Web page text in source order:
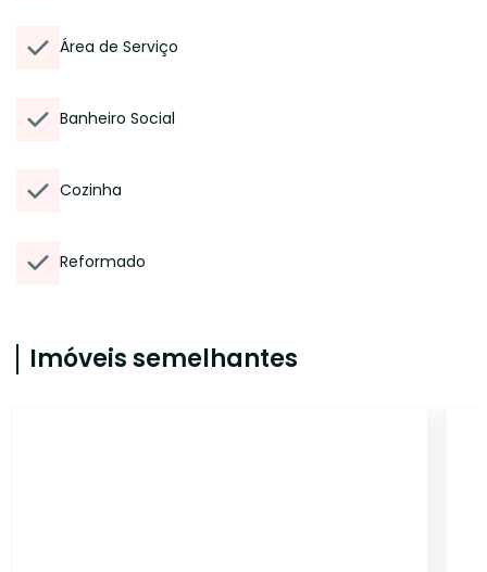
Área de Serviço
Banheiro Social
Cozinha
Reformado
Imóveis semelhantes